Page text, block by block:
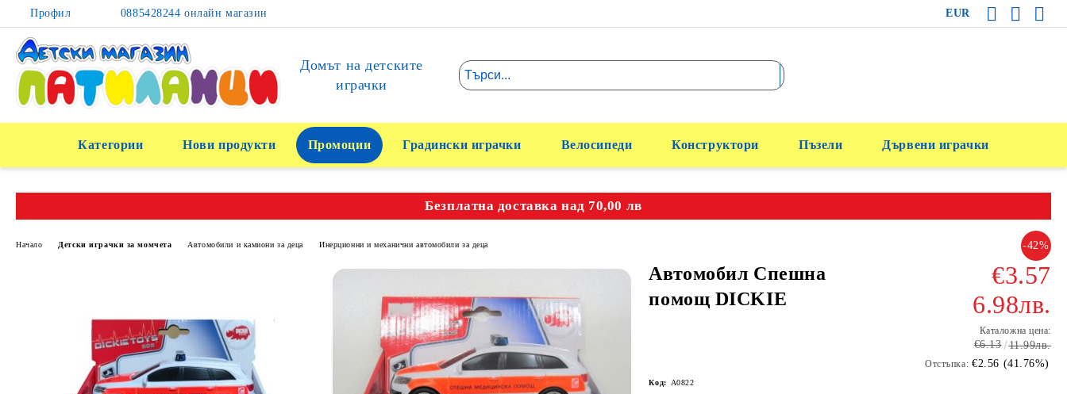
Профил 0885428244 онлайн магазин EUR
Домът на детските
играчки
Категории Нови продукти Промоции Градински играчки Велосипеди Конструктори Пъзели Дървени играчки
Безплатна доставка над 70,00 лв
Начало Детски играчки за момчета Автомобили и камиони за деца Инерционни и механични автомобили за деца
Автомобил Спешна
помощ DICKIE
-42%
€3.57
6.98лв.
Каталожна цена:
€6.13 11.99лв.
Отстъпка: €2.56 (41.76%)
Код: A0822